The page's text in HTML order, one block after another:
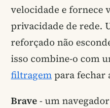
velocidade e fornece
privacidade de rede.
reforçado não
isso combine-o com
filtragempara fechar
Brave- um